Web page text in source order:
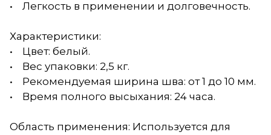
• Легкость в применении и долговечность.
Характеристики:
• Цвет: белый.
• Вес упаковки: 2,5 кг.
• Рекомендуемая ширина шва: от 1 до 10 мм.
• Время полного высыхания: 24 часа.
Область применения: Используется для